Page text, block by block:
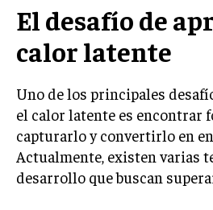
El desafío de
calor latente
Uno de los principales
el calor latente es encontrar
capturarlo y convertirlo en
Actualmente, existen varias
desarrollo que buscan